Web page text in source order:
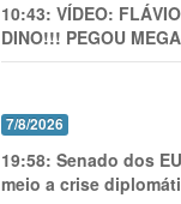
10:43: VÍDEO:
DINO!!! PEGOU
7/8/2026
19:58: Senado dos
meio a crise